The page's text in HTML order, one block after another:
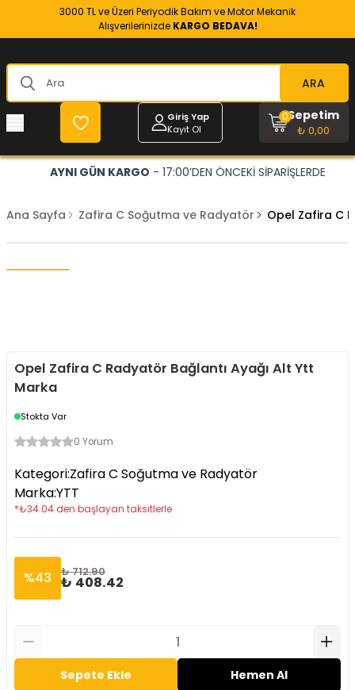
3000 TL ve Üzeri Periyodik Bakım ve Motor Mekanik
Alışverilerinizde KARGO BEDAVA!
ARA
Giriş Yap
Kayıt Ol
Sepetim
₺ 0,00
0
AYNI GÜN KARGO - 17:00’DEN ÖNCEKİ SİPARİŞLERDE
Ana Sayfa Zafira C Soğutma ve Radyatör Opel Zafira C
Opel Zafira C Radyatör Bağlantı Ayağı Alt Ytt
Marka
Stokta Var
0 Yorum
Kategori:Zafira C Soğutma ve Radyatör
Marka:YTT
*₺34.04 den başlayan taksitlerle
%43 ₺ 712.90
₺ 408.42
Sepete Ekle Hemen Al